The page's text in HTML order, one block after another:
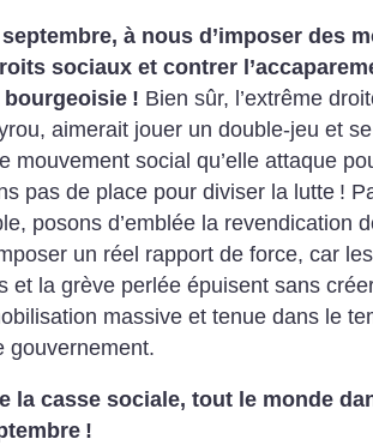
septembre, à nous d’imposer des
sociaux et contrer
bourgeoisie ! Bien sûr, l’extrême
aimerait jouer un double-jeu et
mouvement social qu’elle attaque
pas de place pour diviser la lutte !
posons d’emblée la revendication
un réel rapport de force, car
et la grève perlée épuisent sans
massive et tenue dans le
gouvernement.
la casse sociale, tout le monde
!